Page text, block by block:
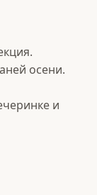
осени.
и